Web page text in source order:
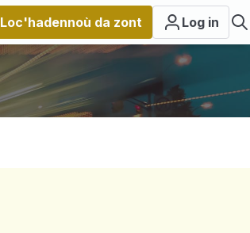
Loc'hadennoù da zont Log in